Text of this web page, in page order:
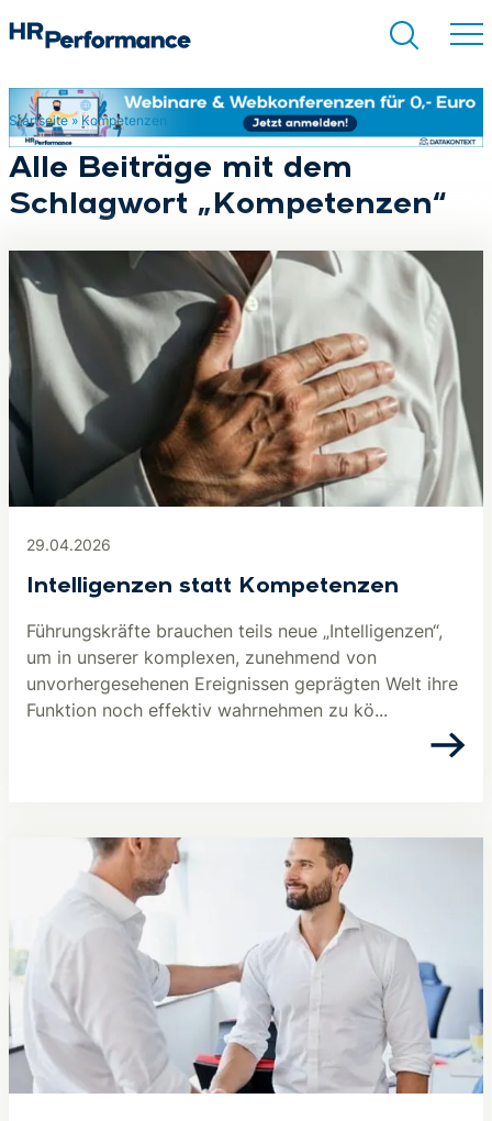
Suchen
Startseite» Kompetenzen
Alle Beiträge mit dem
Schlagwort „Kompetenzen“
29.04.2026
Intelligenzen statt Kompetenzen
Führungskräfte brauchen teils neue „Intelligenzen“,
um in unserer komplexen, zunehmend von
unvorhergesehenen Ereignissen geprägten Welt ihre
Funktion noch effektiv wahrnehmen zu kö...